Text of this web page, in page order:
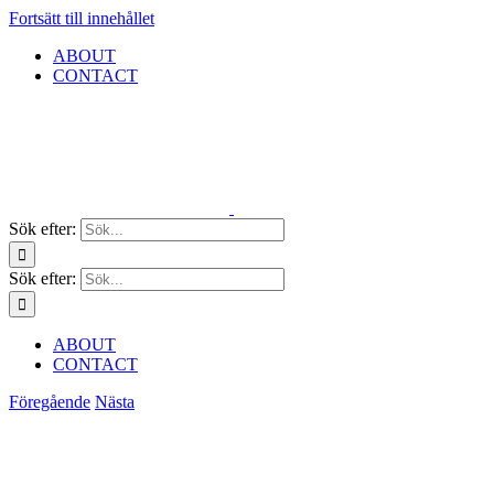
Fortsätt till innehållet
ABOUT
CONTACT
Sök efter:
Sök efter:
ABOUT
CONTACT
Föregående Nästa